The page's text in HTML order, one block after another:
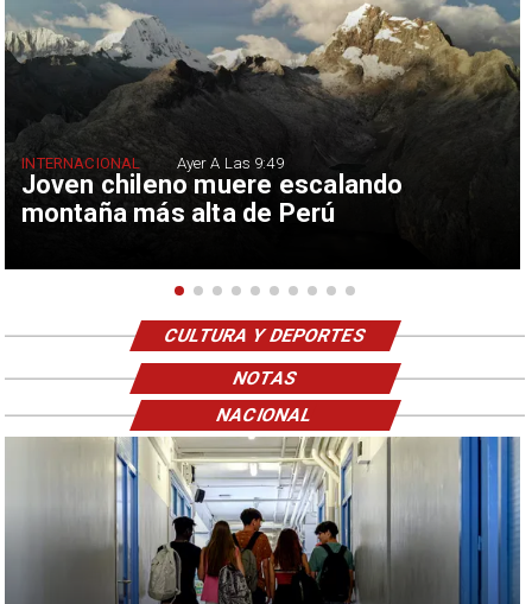
Joven chileno muere escalando
montaña más alta de Perú
INTERNACIONAL Ayer A Las 9:49
CULTURA Y DEPORTES
NOTAS
NACIONAL